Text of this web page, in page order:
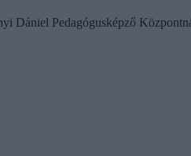
Dániel Pedagógusképző